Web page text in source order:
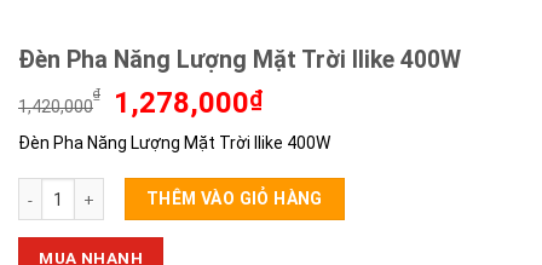
Đèn Pha Năng Lượng Mặt Trời Ilike 400W
1,420,000
₫
Giá
gốc
là:
1,420,000₫.
1,278,000₫Giá
tại
là:
1,278,000₫.
Đèn Pha Năng Lượng Mặt Trời Ilike 400W
Đèn Pha Năng Lượng Mặt Trời Ilike 400W số lượng
THÊM VÀO GIỎ HÀNG
MUA NHANH